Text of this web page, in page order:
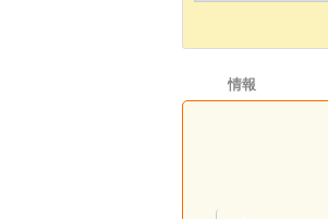
情報